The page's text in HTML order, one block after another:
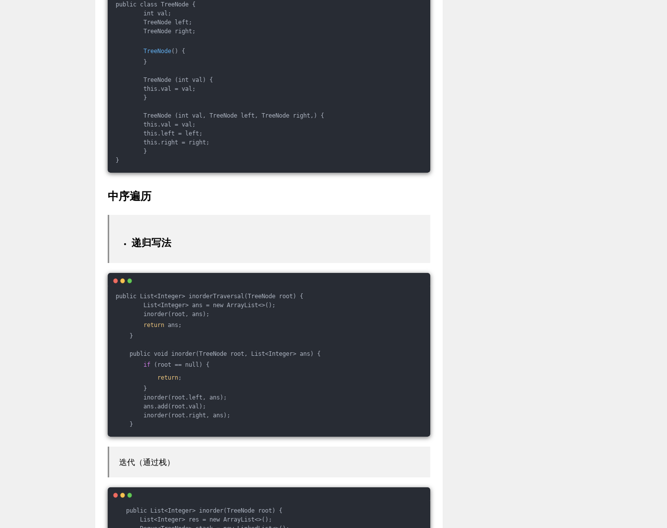
public class TreeNode {
int val;
TreeNode left;
TreeNode right;
TreeNode() {
}
TreeNode (int val) {
this.val = val;
}
TreeNode (int val, TreeNode left, TreeNode right,) {
this.val = val;
this.left = left;
this.right = right;
}
}
中序遍历
递归写法
public List<Integer> inorderTraversal(TreeNode root) {
List<Integer> ans = new ArrayList<>();
inorder(root, ans);
return ans;
}
public void inorder(TreeNode root, List<Integer> ans) {
if (root == null) {
return;
}
inorder(root.left, ans);
ans.add(root.val);
inorder(root.right, ans);
}
迭代（通过栈）
public List<Integer> inorder(TreeNode root) {
List<Integer> res = new ArrayList<>();